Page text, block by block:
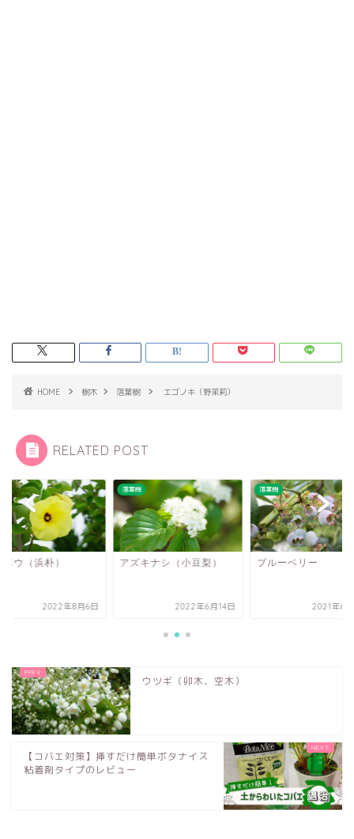
HOME 樹木 落葉樹 エゴノキ（野茉莉）
RELATED POST
ボウ（浜朴）
2022年8月6日
落葉樹
アズキナシ（小豆梨）
2022年6月14日
落葉樹
ブルーベリー
2021年6
ウツギ（卯木、空木）
【コバエ対策】挿すだけ簡単ボタナイス
粘着剤タイプのレビュー